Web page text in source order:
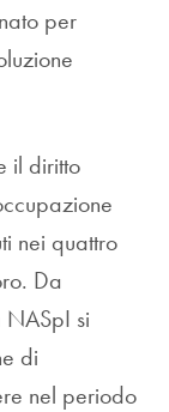
per
il diritto
nei quattro
Da
NASpI si
di
nel periodo